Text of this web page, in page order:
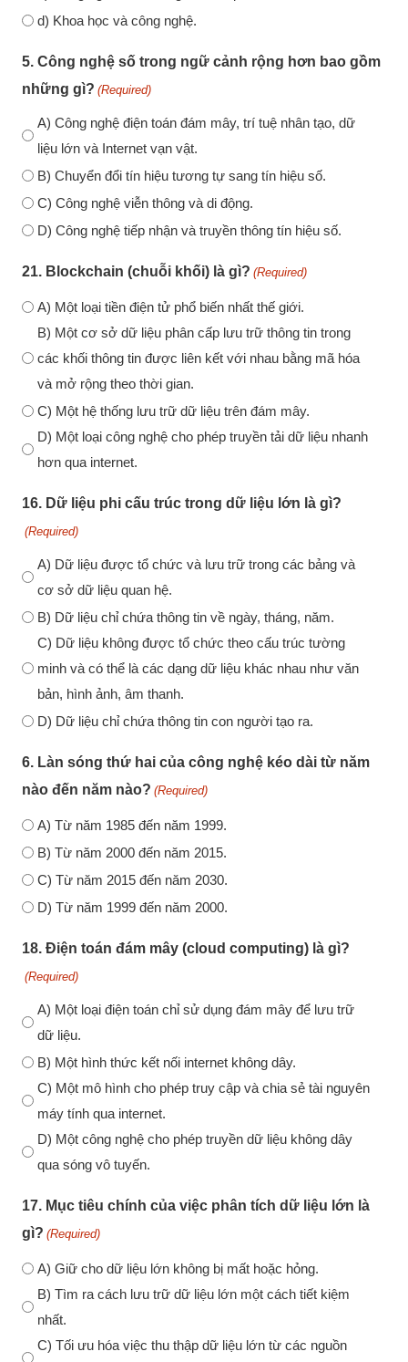
d) Khoa học và công nghệ.
5. Công nghệ số trong ngữ cảnh rộng hơn bao gồm
những gì? (Required)
A) Công nghệ điện toán đám mây, trí tuệ nhân tạo, dữ
liệu lớn và Internet vạn vật.
B) Chuyển đổi tín hiệu tương tự sang tín hiệu số.
C) Công nghệ viễn thông và di động.
D) Công nghệ tiếp nhận và truyền thông tín hiệu số.
21. Blockchain (chuỗi khối) là gì? (Required)
A) Một loại tiền điện tử phổ biến nhất thế giới.
B) Một cơ sở dữ liệu phân cấp lưu trữ thông tin trong
các khối thông tin được liên kết với nhau bằng mã hóa
và mở rộng theo thời gian.
C) Một hệ thống lưu trữ dữ liệu trên đám mây.
D) Một loại công nghệ cho phép truyền tải dữ liệu nhanh
hơn qua internet.
16. Dữ liệu phi cấu trúc trong dữ liệu lớn là gì?
(Required)
A) Dữ liệu được tổ chức và lưu trữ trong các bảng và
cơ sở dữ liệu quan hệ.
B) Dữ liệu chỉ chứa thông tin về ngày, tháng, năm.
C) Dữ liệu không được tổ chức theo cấu trúc tường
minh và có thể là các dạng dữ liệu khác nhau như văn
bản, hình ảnh, âm thanh.
D) Dữ liệu chỉ chứa thông tin con người tạo ra.
6. Làn sóng thứ hai của công nghệ kéo dài từ năm
nào đến năm nào? (Required)
A) Từ năm 1985 đến năm 1999.
B) Từ năm 2000 đến năm 2015.
C) Từ năm 2015 đến năm 2030.
D) Từ năm 1999 đến năm 2000.
18. Điện toán đám mây (cloud computing) là gì?
(Required)
A) Một loại điện toán chỉ sử dụng đám mây để lưu trữ
dữ liệu.
B) Một hình thức kết nối internet không dây.
C) Một mô hình cho phép truy cập và chia sẻ tài nguyên
máy tính qua internet.
D) Một công nghệ cho phép truyền dữ liệu không dây
qua sóng vô tuyến.
17. Mục tiêu chính của việc phân tích dữ liệu lớn là
gì? (Required)
A) Giữ cho dữ liệu lớn không bị mất hoặc hỏng.
B) Tìm ra cách lưu trữ dữ liệu lớn một cách tiết kiệm
nhất.
C) Tối ưu hóa việc thu thập dữ liệu lớn từ các nguồn